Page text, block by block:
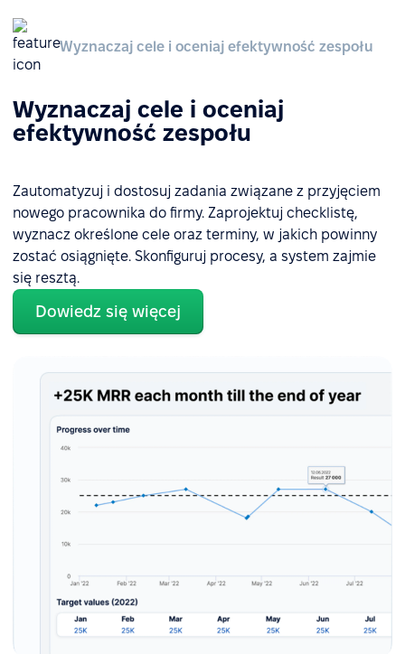
Wyznaczaj cele i oceniaj efektywność zespołu
Wyznaczaj cele i oceniaj
efektywność zespołu
Zautomatyzuj i dostosuj zadania związane z przyjęciem
nowego pracownika do firmy. Zaprojektuj checklistę,
wyznacz określone cele oraz terminy, w jakich powinny
zostać osiągnięte. Skonfiguruj procesy, a system zajmie
się resztą.
Dowiedz się więcej